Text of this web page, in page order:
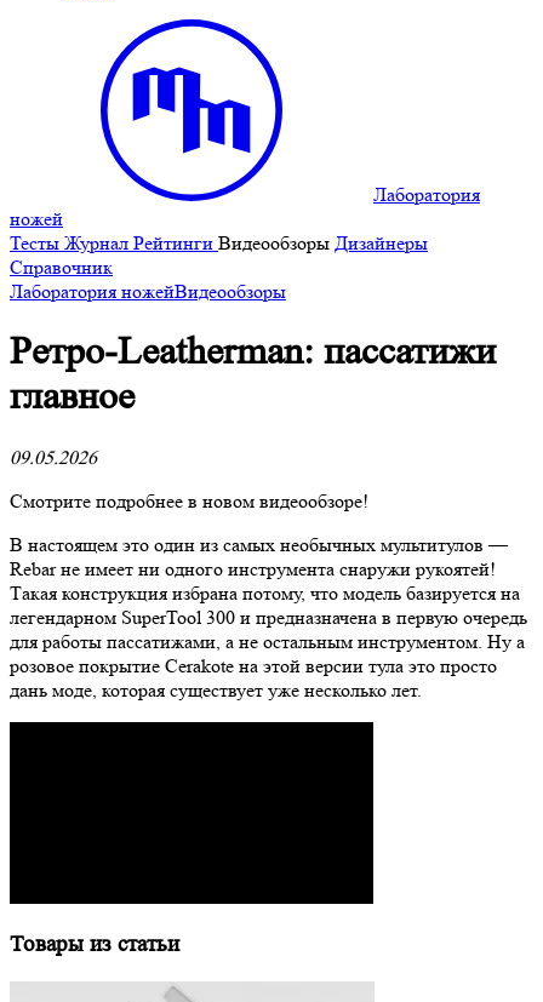
Лаборатория
ножей
Тесты Журнал Рейтинги Видеообзоры Дизайнеры
Справочник
Лаборатория ножейВидеообзоры
Ретро-Leatherman: пассатижи
главное
09.05.2026
Смотрите подробнее в новом видеообзоре!
В настоящем это один из самых необычных мультитулов —
Rebar не имеет ни одного инструмента снаружи рукоятей!
Такая конструкция избрана потому, что модель базируется на
легендарном SuperTool 300 и предназначена в первую очередь
для работы пассатижами, а не остальным инструментом. Ну а
розовое покрытие Cerakote на этой версии тула это просто
дань моде, которая существует уже несколько лет.
Товары из статьи